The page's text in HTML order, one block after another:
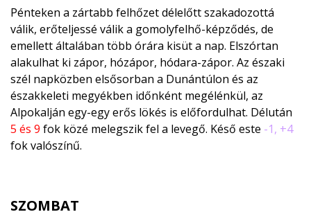
Pénteken a zártabb felhőzet délelőtt szakadozottá
válik, erőteljessé válik a gomolyfelhő-képződés, de
emellett általában több órára kisüt a nap. Elszórtan
alakulhat ki zápor, hózápor, hódara-zápor. Az északi
szél napközben elsősorban a Dunántúlon és az
északkeleti megyékben időnként megélénkül, az
Alpokalján egy-egy erős lökés is előfordulhat. Délután
5 és 9 fok közé melegszik fel a levegő. Késő este -1, +4
fok valószínű.
SZOMBAT